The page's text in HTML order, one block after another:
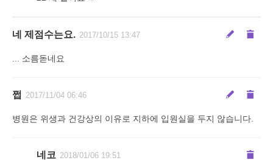
네 제점수는요. 2017/10/15 13:47
... 소름돋네요
쩝 2017/11/04 06:46
병원은 위생과 건강상의 이유로 지하에 입원실을 두지 않습니다.
네코 2018/01/06 19:51